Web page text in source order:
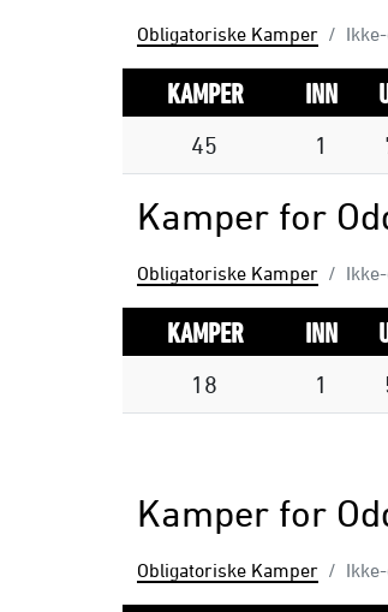
Obligatoriske Kamper
KAMPER INN
45 1
Kamper for
Obligatoriske Kamper
KAMPER INN
18 1
Kamper for
Obligatoriske Kamper